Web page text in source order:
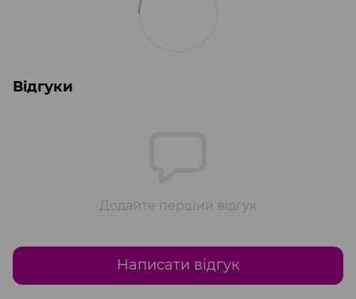
Відгуки
Додайте перший відгук
Написати відгук